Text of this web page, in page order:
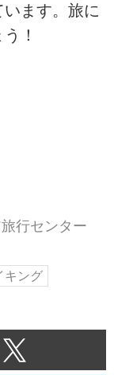
ます。旅に
！
行センター
キング